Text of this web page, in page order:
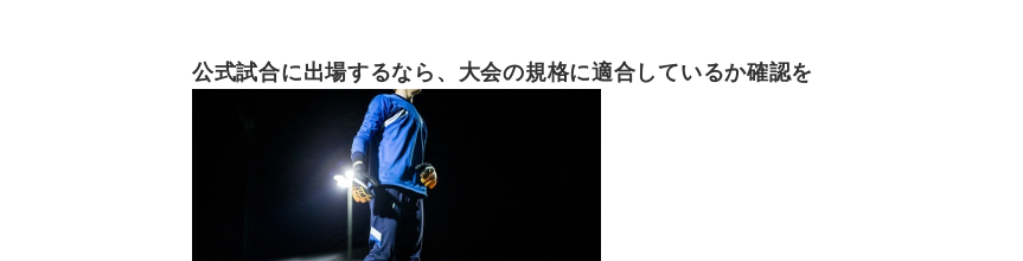
公式試合に出場するなら、大会の規格に適合しているか確認を